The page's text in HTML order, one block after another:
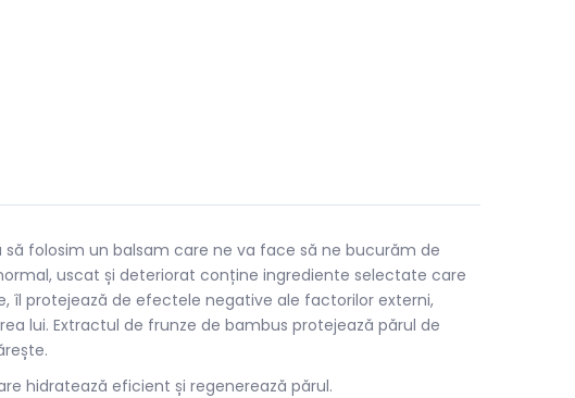
folosim un balsam care ne va face să ne bucurăm de
normal, uscat și deteriorat conține ingrediente selectate care
îl protejează de efectele negative ale factorilor externi,
lui. Extractul de frunze de bambus protejează părul de
hidratează eficient și regenerează părul.